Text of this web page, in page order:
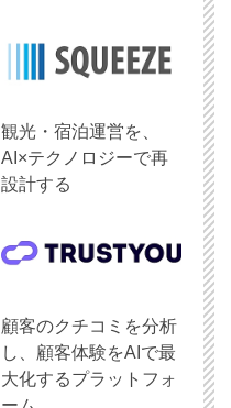
観光・宿泊運営を、
AI×テクノロジーで再
設計する
顧客のクチコミを分析
し、顧客体験をAIで最
大化するプラットフォ